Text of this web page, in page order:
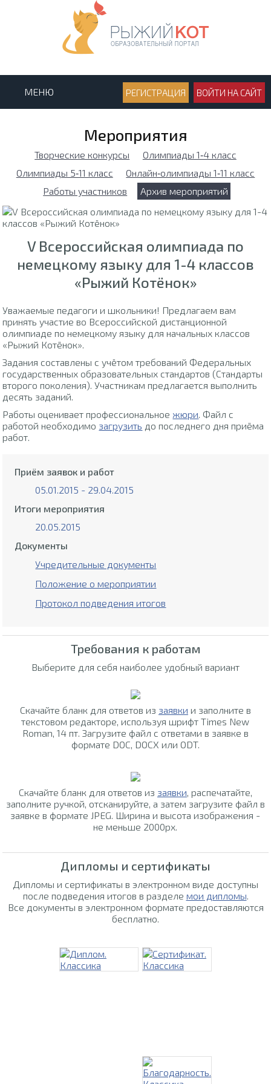
МЕНЮ РЕГИСТРАЦИЯ ВОЙТИ НА САЙТ
Мероприятия
Творческие конкурсы
Олимпиады 1‑4 класс
Олимпиады 5‑11 класс
Онлайн‑олимпиады 1‑11 класс
Работы участников
Архив мероприятий
V Всероссийская олимпиада по
немецкому языку для 1-4 классов
«Рыжий Котёнок»
Уважаемые педагоги и школьники! Предлагаем вам
принять участие во Всероссийской дистанционной
олимпиаде по немецкому языку для начальных классов
«Рыжий Котёнок».
Задания составлены с учётом требований Федеральных
государственных образовательных стандартов (Стандарты
второго поколения). Участникам предлагается выполнить
десять заданий.
Работы оценивает профессиональное жюри. Файл с
работой необходимо загрузить до последнего дня приёма
работ.
Приём заявок и работ
05.01.2015 - 29.04.2015
Итоги мероприятия
20.05.2015
Документы
Учредительные документы
Положение о мероприятии
Протокол подведения итогов
Требования к работам
Выберите для себя наиболее удобный вариант
Скачайте бланк для ответов из заявки и заполните в
текстовом редакторе, используя шрифт Times New
Roman, 14 пт. Загрузите файл с ответами в заявке в
формате DOC, DOCX или ODT.
Скачайте бланк для ответов из заявки, распечатайте,
заполните ручкой, отсканируйте, а затем загрузите файл в
заявке в формате JPEG. Ширина и высота изображения -
не меньше 2000px.
Дипломы и сертификаты
Дипломы и сертификаты в электронном виде доступны
после подведения итогов в разделе мои дипломы
Все документы в электронном формате предоставляются
бесплатно.